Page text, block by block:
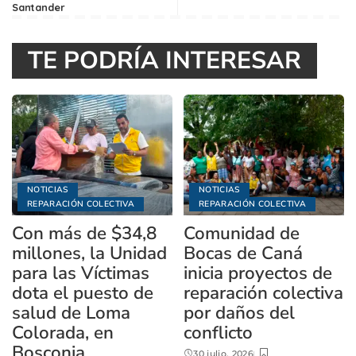
Santander
TE PODRÍA INTERESAR
NOTICIAS
REPARACIÓN COLECTIVA
Con más de $34,8
millones, la Unidad
para las Víctimas
dota el puesto de
salud de Loma
Colorada, en
NOTICIAS
REPARACIÓN COLECTIVA
Comunidad de
Bocas de Caná
inicia proyectos de
reparación colectiva
por daños del
conflicto
30 julio, 2026